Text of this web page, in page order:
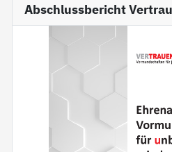
Abschlussbericht